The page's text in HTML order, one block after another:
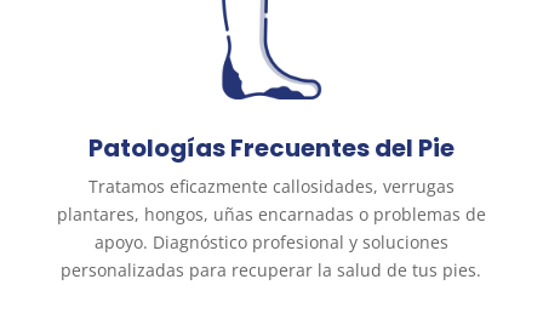
Patologías Frecuentes del Pie
Tratamos eficazmente callosidades, verrugas
plantares, hongos, uñas encarnadas o problemas de
apoyo. Diagnóstico profesional y soluciones
personalizadas para recuperar la salud de tus pies.